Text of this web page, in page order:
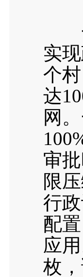
一
实
个
达
网
审
限
行
配
应
枚